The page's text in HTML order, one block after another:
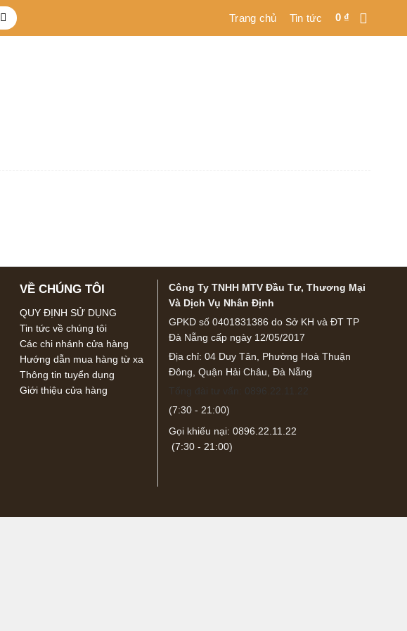
Trang chủ Tin tức 0 ₫
VỀ CHÚNG TÔI
QUY ĐỊNH SỬ DỤNG
Tin tức về chúng tôi
Các chi nhánh cửa hàng
Hướng dẫn mua hàng từ xa
Thông tin tuyển dụng
Giới thiệu cửa hàng
Công Ty TNHH MTV Đầu Tư, Thương Mại
Và Dịch Vụ Nhân Định
GPKD số 0401831386 do Sở KH và ĐT TP
Đà Nẵng cấp ngày 12/05/2017
Địa chỉ: 04 Duy Tân, Phường Hoà Thuận
Đông, Quận Hải Châu, Đà Nẵng
Tổng đài tư vấn: 0896.22.11.22
(7:30 - 21:00)
Gọi khiếu nại: 0896.22.11.22
(7:30 - 21:00)